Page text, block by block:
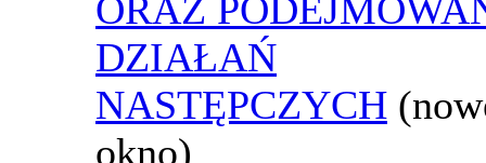
ORAZ
DZIAŁAŃ
NASTĘPCZYCH
okno)